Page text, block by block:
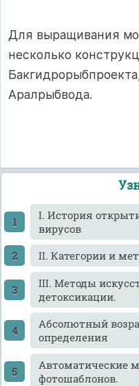
Для выращивания
несколько
Аралрыбвода.
I. История
вирусов
II. Категории и
III. Методы
детоксикации.
Абсолютный
определения
Автоматические
фотошаблонов.